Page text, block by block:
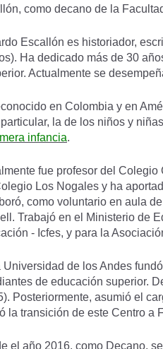
como decano de la
Escallón es historiador,
Ha dedicado más de 30
Actualmente se
en Colombia y en
la de los niños y
infancia.
fue profesor del
Los Nogales y ha
como voluntario en aula
Trabajó en el Ministerio de
- Icfes, y para la
Universidad de los Andes
de educación superior.
Posteriormente, asumió el
la transición de este Centro a
el año 2016, como Decano,